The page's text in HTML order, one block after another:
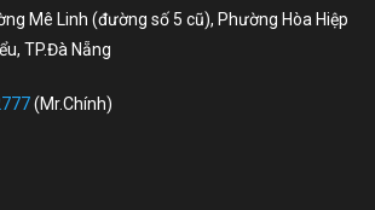
Mê Linh (đường số 5 cũ), Phường Hòa Hiệp
TP.Đà Nẵng
(Mr.Chính)